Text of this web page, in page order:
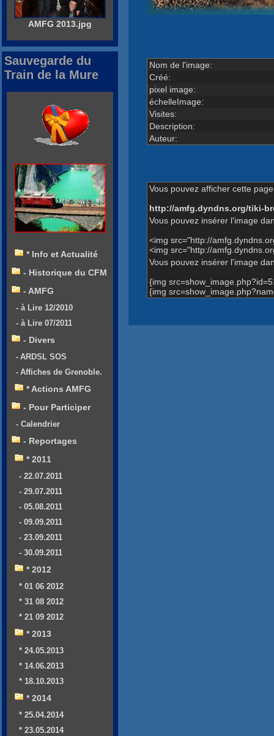
Nom de l'image:
Créé:
pixel image:
échelleImage:
Visites:
Description:
Auteur:
Vous pouvez afficher cette
http://amfg.dyndns.org/tiki-
Vous pouvez insérer l'image
<img src="http://
<img src="http://
Vous pouvez insérer l'image
{img
{img
AMFG 2013.jpg
Sauvegarde du
Train de la Mure
* Info et Actualité
- Historique du CFM
- AMFG
- à Lire 12/2010
- à Lire 07/2011
- Divers
- ARDSL SOS
- Affiches de Grenoble.
* Actions AMFG
- Pour Participer
- Calendrier
- Reportages
* 2011
- 22.07.2011
- 29.07.2011
- 05.08.2011
- 09.09.2011
- 23.09.2011
- 30.09.2011
* 2012
* 01 06 2012
* 31 08 2012
* 21 09 2012
* 2013
* 24.05.2013
* 14.06.2013
* 18.10.2013
* 2014
* 25.04.2014
* 23.05.2014